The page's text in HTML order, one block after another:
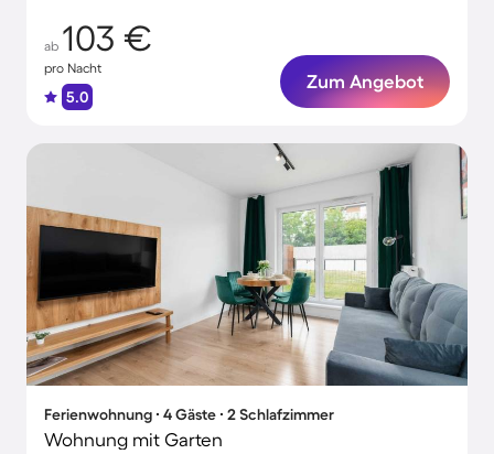
ab 103 €
pro Nacht
5.0
Zum Angebot
Ferienwohnung ∙ 4 Gäste ∙ 2 Schlafzimmer
Wohnung mit Garten